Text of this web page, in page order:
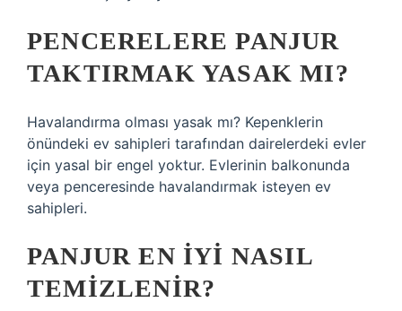
PENCERELERE PANJUR
TAKTIRMAK YASAK MI?
Havalandırma olması yasak mı? Kepenklerin
önündeki ev sahipleri tarafından dairelerdeki evler
için yasal bir engel yoktur. Evlerinin balkonunda
veya penceresinde havalandırmak isteyen ev
sahipleri.
PANJUR EN IYI NASIL
TEMIZLENIR?